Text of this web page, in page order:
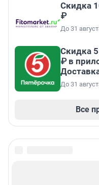
Скидка
₽
До 31
Скидка
₽ в
До 31
Все